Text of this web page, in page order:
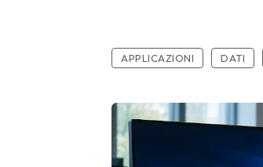
APPLICAZIONI DATI